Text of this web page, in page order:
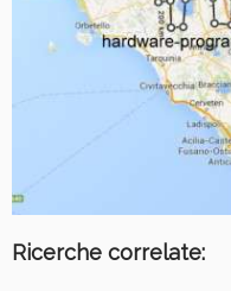
Ricerche correlate: